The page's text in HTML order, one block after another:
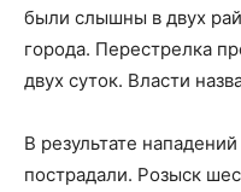
были слышны в двух
города. Перестрелка
двух суток. Власти
В результате
пострадали. Розыск